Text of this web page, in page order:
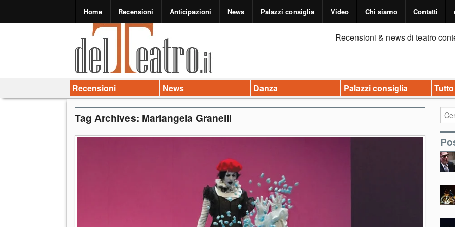
Home Recensioni Anticipazioni News Palazzi consiglia Video Chi siamo Contatti
Recensioni & news di teatro
Recensioni News Danza Palazzi consiglia
Tag Archives: Mariangela Granelli